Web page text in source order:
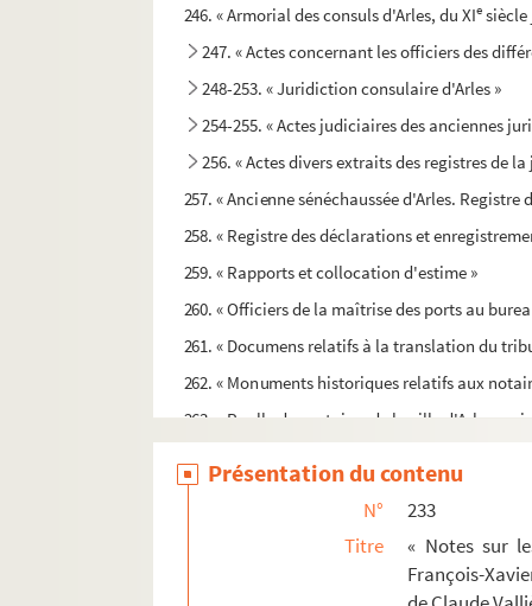
246. « Armorial des consuls d'Arles, du XIe siècle
247. « Actes concernant les officiers des
248-253. « Juridiction consulaire d'Arles »
254-255. « Actes judiciaires des anciennes
256. « Actes divers extraits des registres de
257. « Ancienne sénéchaussée d'Arles.
258. « Registre des déclarations et
259. « Rapports et collocation d'estime »
260. « Officiers de la maîtrise des ports au
261. « Documens relatifs à la translation du
262. « Monuments historiques relatifs aux
263. « Roolle des notaires de la ville d'Arles,
266. « Répertoire des escriptures de mestre
279-280. « Jean Aubert, avocat. Mélanges »
Présentation du contenu
N°
233
Titre
« Notes sur
François-